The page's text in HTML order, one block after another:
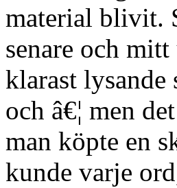
material blivit.
senare och
klarast
och â€¦ men
man köpte en
kunde varje